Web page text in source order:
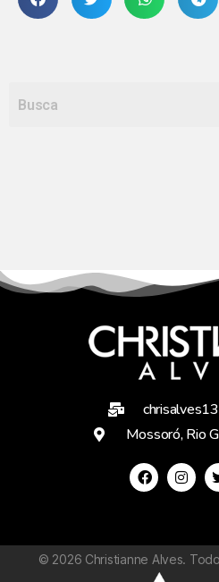
Mossoró, Rio
© 2026 Christianne Alves.